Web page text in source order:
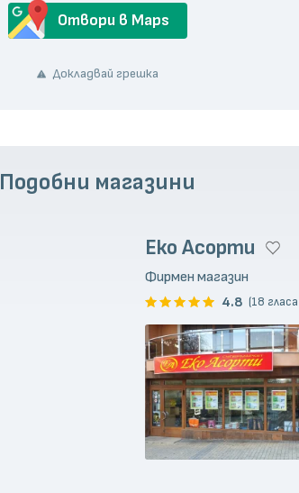
Отвори в Maps
Докладвай грешка
Подобни магазини
Еко Асорти
Фирмен магазин
4.8 (18